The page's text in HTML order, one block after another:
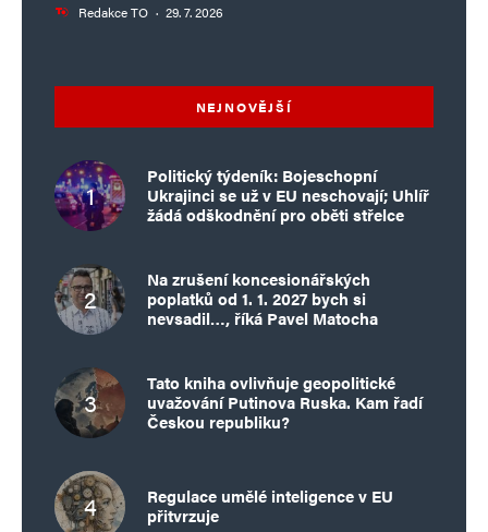
Redakce TO · 29. 7. 2026
NEJNOVĚJŠÍ
Politický týdeník: Bojeschopní
Ukrajinci se už v EU neschovají; Uhlíř
žádá odškodnění pro oběti střelce
Na zrušení koncesionářských
poplatků od 1. 1. 2027 bych si
nevsadil…, říká Pavel Matocha
Tato kniha ovlivňuje geopolitické
uvažování Putinova Ruska. Kam řadí
Českou republiku?
Regulace umělé inteligence v EU
přitvrzuje